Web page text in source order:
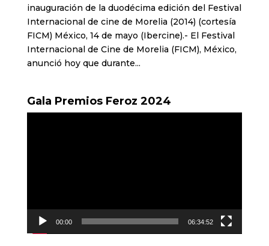
inauguración de la duodécima edición del Festival
Internacional de cine de Morelia (2014) (cortesía
FICM) México, 14 de mayo (Ibercine).- El Festival
Internacional de Cine de Morelia (FICM), México,
anunció hoy que durante...
Gala Premios Feroz 2024
00:00 06:34:52